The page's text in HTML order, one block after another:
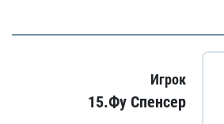
Игрок
15.Фу Спенсер